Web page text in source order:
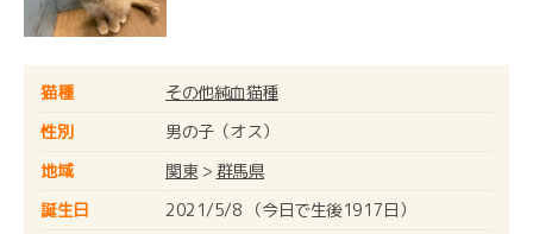
猫種
その他純血猫種
性別
男の子（オス）
地域
関東> 群馬県
誕生日
2021/5/8 （今日で生後1917日）